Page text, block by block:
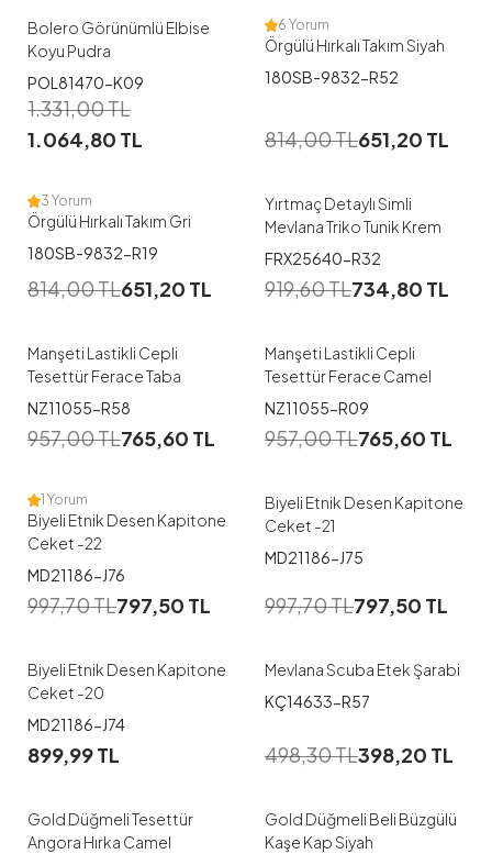
Bolero Görünümlü Elbise
Koyu Pudra
POL81470-K09
1.331,00TL
1.064,80 TL
6 Yorum
Örgülü Hırkalı Takım Siyah
180SB-9832-R52
814,00TL651,20 TL
3 Yorum
Örgülü Hırkalı Takım Gri
180SB-9832-R19
814,00TL651,20 TL
Yırtmaç Detaylı Simli
Mevlana Triko Tunik Krem
FRX25640-R32
919,60TL734,80 TL
48-50 52-54
Manşeti Lastikli Cepli
Tesettür Ferace Taba
NZ11055-R58
957,00TL765,60 TL
44-46 48-50
52-54
Manşeti Lastikli Cepli
Tesettür Ferace Camel
NZ11055-R09
957,00TL765,60 TL
1 2
1 Yorum
Biyeli Etnik Desen Kapitone
Ceket -22
MD21186-J76
997,70TL797,50 TL
1 2
Biyeli Etnik Desen Kapitone
Ceket -21
MD21186-J75
997,70TL797,50 TL
2
Biyeli Etnik Desen Kapitone
Ceket -20
MD21186-J74
899,99TL
L
Mevlana Scuba Etek Şarabi
KÇ14633-R57
498,30TL398,20 TL
Gold Düğmeli Tesettür
Angora Hırka Camel
42-44 46-48
Gold Düğmeli Beli Büzgülü
Kaşe Kap Siyah